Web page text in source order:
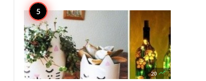
20 